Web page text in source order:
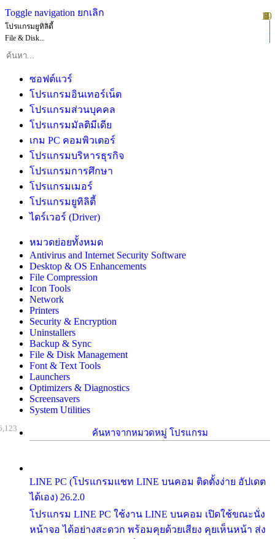
Toggle navigation ยกเลิก
โปรแกรมยูทิลิตี้
File & Disk...
ซอฟต์แวร์
โปรแกรมอินเทอร์เน็ต
โปรแกรมส่วนบุคคล
โปรแกรมมัลติมีเดีย
เกม PC คอมพิวเตอร์
โปรแกรมบริหารธุรกิจ
โปรแกรมการศึกษา
โปรแกรมเมอร์
โปรแกรมยูทิลิตี้
ไดร์เวอร์ (Driver)
หมวดย่อยทั้งหมด
Antivirus and Internet Security Software
Desktop & OS Enhancements
File Compression
Icon Tools
Network
Printers
Security & Encryption
Uninstallers
Backup & Sync
File & Disk Management
Font & Text Tools
Launchers
Optimizers & Diagnostics
Screensavers
System Utilities
ค้นหาจากหมวดหมู่ โปรแกรม
LINE PC (โปรแกรมแชท LINE บนคอม ติดตั้งง่าย อัปเดต
ได้เอง) 26.2.0
โปรแกรม LINE PC ใช้งาน LINE บนคอม เปิดใช้ขณะนั่ง
หน้าจอ ได้อย่างสะดวก พร้อมคุยด้วยเสียง คุยเห็นหน้า ส่ง
1
2
3
4
5
6
7
8
9
10